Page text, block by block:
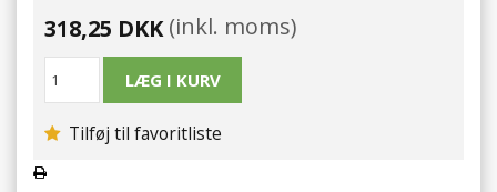
318,25 DKK(inkl. moms)
Tilføj til favoritliste